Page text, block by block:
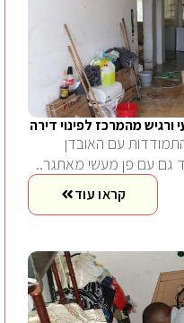
ורגיש מהמרכז לפינוי דירה
עם האובדן
גם עם פן מעשי מאתגר..
קראו עוד